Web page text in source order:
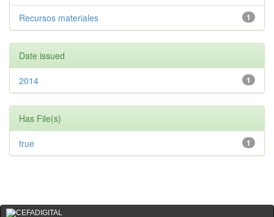
1
Recursos materiales
Date issued
1
2014
Has File(s)
1
true